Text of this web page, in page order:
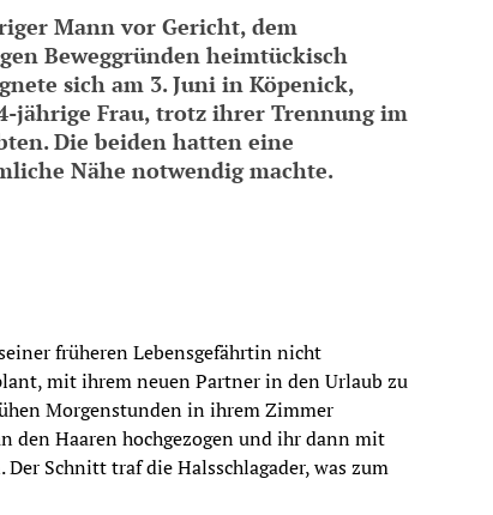
Mann vor Gericht, dem
Beweggründen heimtückisch
sich am 3. Juni in Köpenick,
jährige Frau, trotz ihrer Trennung im
Die beiden hatten eine
Nähe notwendig machte.
früheren Lebensgefährtin nicht
mit ihrem neuen Partner in den Urlaub zu
Morgenstunden in ihrem Zimmer
den Haaren hochgezogen und ihr dann mit
Schnitt traf die Halsschlagader, was zum